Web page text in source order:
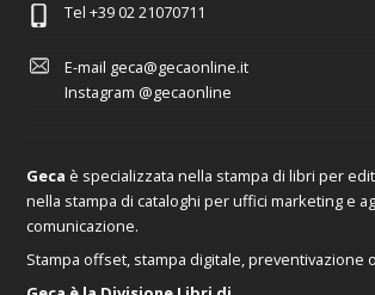
Tel +39 02 21070711
E-mail geca@gecaonline.it
Instagram @gecaonline
Geca è specializzata nella stampa di libri per
nella stampa di cataloghi per uffici marketing e
comunicazione.
Stampa offset, stampa digitale, preventivazione